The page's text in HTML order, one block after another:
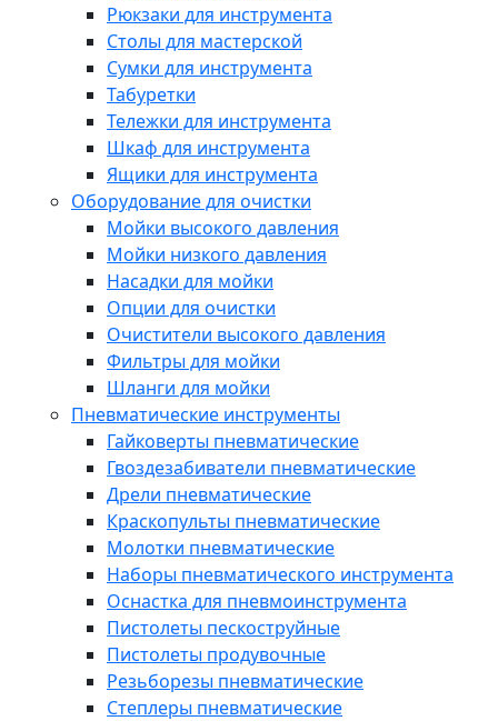
Рюкзаки для инструмента
Столы для мастерской
Сумки для инструмента
Табуретки
Тележки для инструмента
Шкаф для инструмента
Ящики для инструмента
Оборудование для очистки
Мойки высокого давления
Мойки низкого давления
Насадки для мойки
Опции для очистки
Очистители высокого давления
Фильтры для мойки
Шланги для мойки
Пневматические инструменты
Гайковерты пневматические
Гвоздезабиватели пневматические
Дрели пневматические
Краскопульты пневматические
Молотки пневматические
Наборы пневматического инструмента
Оснастка для пневмоинструмента
Пистолеты пескоструйные
Пистолеты продувочные
Резьборезы пневматические
Степлеры пневматические